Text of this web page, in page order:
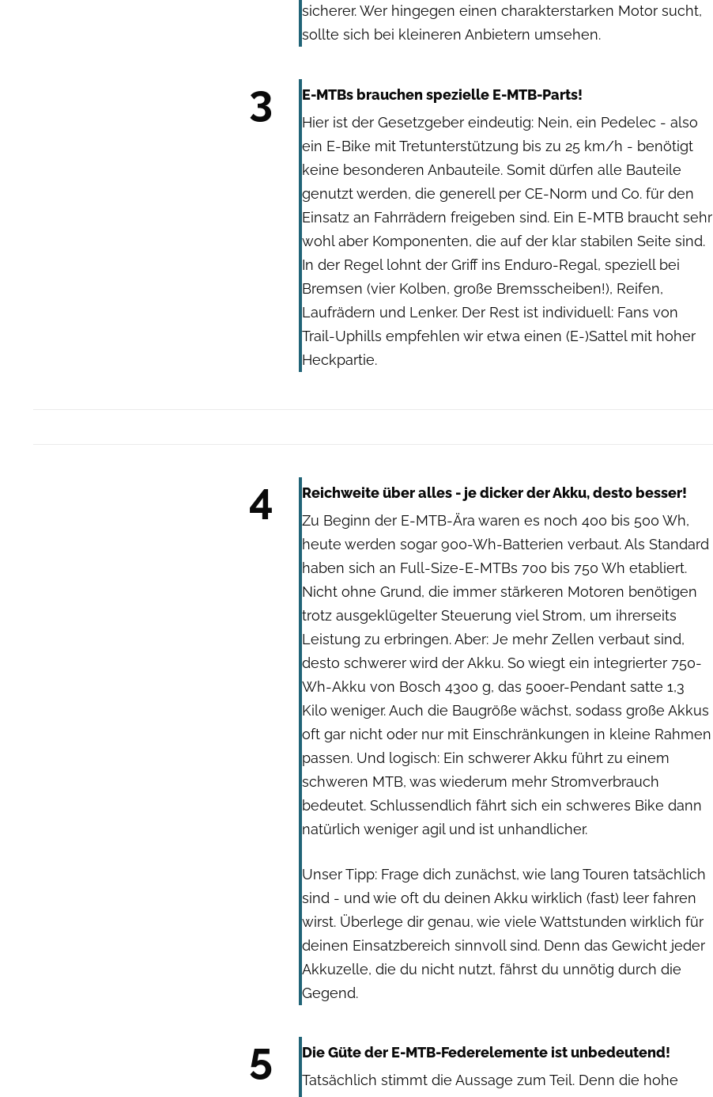
sicherer. Wer hingegen einen charakterstarken Motor sucht,
sollte sich bei kleineren Anbietern umsehen.
3
E-MTBs brauchen spezielle E-MTB-Parts!
Hier ist der Gesetzgeber eindeutig: Nein, ein Pedelec - also
ein E-Bike mit Tretunterstützung bis zu 25 km/h - benötigt
keine besonderen Anbauteile. Somit dürfen alle Bauteile
genutzt werden, die generell per CE-Norm und Co. für den
Einsatz an Fahrrädern freigeben sind. Ein E-MTB braucht sehr
wohl aber Komponenten, die auf der klar stabilen Seite sind.
In der Regel lohnt der Griff ins Enduro-Regal, speziell bei
Bremsen (vier Kolben, große Bremsscheiben!), Reifen,
Laufrädern und Lenker. Der Rest ist individuell: Fans von
Trail-Uphills empfehlen wir etwa einen (E-)Sattel mit hoher
Heckpartie.
4
Reichweite über alles - je dicker der Akku, desto besser!
Zu Beginn der E-MTB-Ära waren es noch 400 bis 500 Wh,
heute werden sogar 900-Wh-Batterien verbaut. Als Standard
haben sich an Full-Size-E-MTBs 700 bis 750 Wh etabliert.
Nicht ohne Grund, die immer stärkeren Motoren benötigen
trotz ausgeklügelter Steuerung viel Strom, um ihrerseits
Leistung zu erbringen. Aber: Je mehr Zellen verbaut sind,
desto schwerer wird der Akku. So wiegt ein integrierter 750-
Wh-Akku von Bosch 4300 g, das 500er-Pendant satte 1,3
Kilo weniger. Auch die Baugröße wächst, sodass große Akkus
oft gar nicht oder nur mit Einschränkungen in kleine Rahmen
passen. Und logisch: Ein schwerer Akku führt zu einem
schweren MTB, was wiederum mehr Stromverbrauch
bedeutet. Schlussendlich fährt sich ein schweres Bike dann
natürlich weniger agil und ist unhandlicher.
Unser Tipp: Frage dich zunächst, wie lang Touren tatsächlich
sind - und wie oft du deinen Akku wirklich (fast) leer fahren
wirst. Überlege dir genau, wie viele Wattstunden wirklich für
deinen Einsatzbereich sinnvoll sind. Denn das Gewicht jeder
Akkuzelle, die du nicht nutzt, fährst du unnötig durch die
Gegend.
5
Die Güte der E-MTB-Federelemente ist unbedeutend!
Tatsächlich stimmt die Aussage zum Teil. Denn die hohe